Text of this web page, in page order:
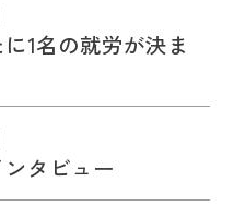
1名の就労が決ま
ンタビュー